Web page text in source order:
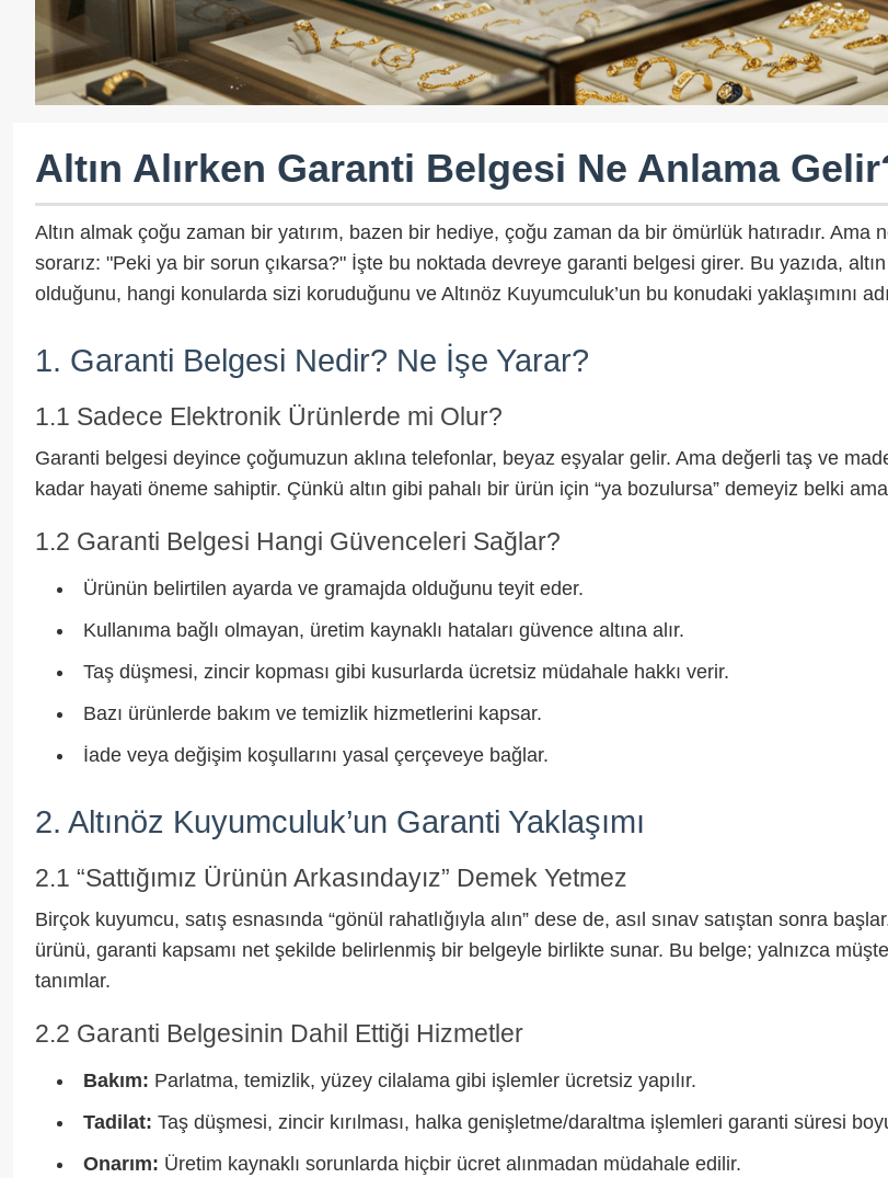
Altın Alırken Garanti Belgesi Ne Anlama
Altın almak çoğu zaman bir yatırım, bazen bir hediye, çoğu zaman da bir ömürlük hatıradır.
sorarız: "Peki ya bir sorun çıkarsa?" İşte bu noktada devreye garanti belgesi girer. Bu yazıda,
olduğunu, hangi konularda sizi koruduğunu ve Altınöz Kuyumculuk’un bu konudaki yaklaşımını
1. Garanti Belgesi Nedir? Ne İşe Yarar?
1.1 Sadece Elektronik Ürünlerde mi Olur?
Garanti belgesi deyince çoğumuzun aklına telefonlar, beyaz eşyalar gelir. Ama değerli taş ve
kadar hayati öneme sahiptir. Çünkü altın gibi pahalı bir ürün için “ya bozulursa” demeyiz belki
1.2 Garanti Belgesi Hangi Güvenceleri Sağlar?
Ürünün belirtilen ayarda ve gramajda olduğunu teyit eder.
Kullanıma bağlı olmayan, üretim kaynaklı hataları güvence altına alır.
Taş düşmesi, zincir kopması gibi kusurlarda ücretsiz müdahale hakkı verir.
Bazı ürünlerde bakım ve temizlik hizmetlerini kapsar.
İade veya değişim koşullarını yasal çerçeveye bağlar.
2. Altınöz Kuyumculuk’un Garanti Yaklaşımı
2.1 “Sattığımız Ürünün Arkasındayız” Demek Yetmez
Birçok kuyumcu, satış esnasında “gönül rahatlığıyla alın” dese de, asıl sınav satıştan sonra
ürünü, garanti kapsamı net şekilde belirlenmiş bir belgeyle birlikte sunar. Bu belge; yalnızca
tanımlar.
2.2 Garanti Belgesinin Dahil Ettiği Hizmetler
Bakım: Parlatma, temizlik, yüzey cilalama gibi işlemler ücretsiz yapılır.
Tadilat: Taş düşmesi, zincir kırılması, halka genişletme/daraltma işlemleri garanti süresi
Onarım: Üretim kaynaklı sorunlarda hiçbir ücret alınmadan müdahale edilir.